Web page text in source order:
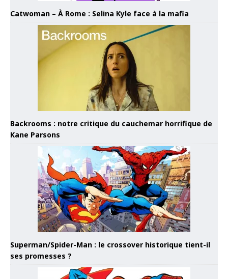
Catwoman – À Rome : Selina Kyle face à la mafia
Backrooms : notre critique du cauchemar horrifique de
Kane Parsons
Superman/Spider-Man : le crossover historique tient-il
ses promesses ?